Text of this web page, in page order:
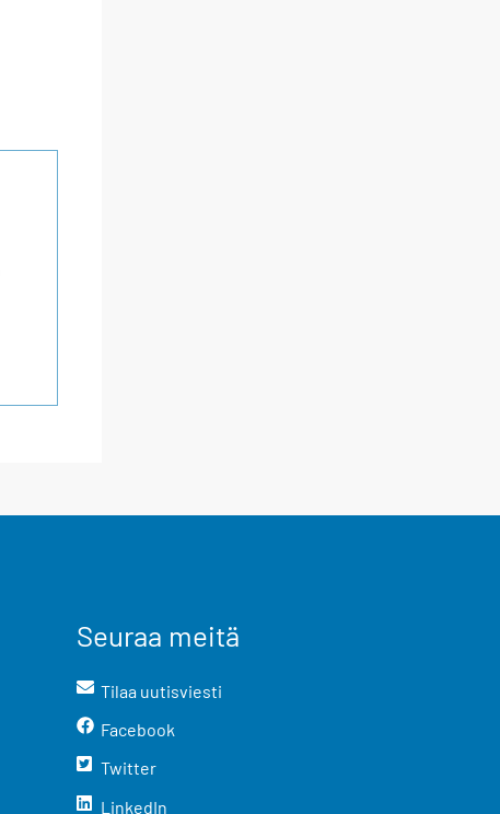
Seuraa meitä
Tilaa uutisviesti
Facebook
Twitter
LinkedIn